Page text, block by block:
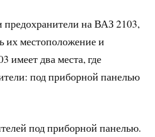
предохранители на ВАЗ 2103,
их местоположение и
имеет два места, где
под приборной панелью
под приборной панелью.